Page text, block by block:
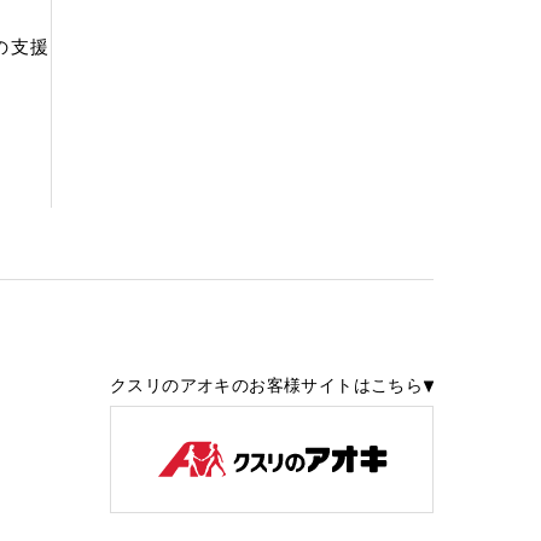
支援
クスリのアオキのお客様サイトはこちら